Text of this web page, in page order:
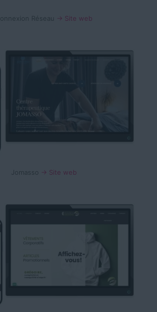
Réseau → Site web
Jomasso → Site web